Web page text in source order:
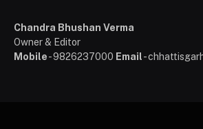
Chandra Bhushan Verma
Owner & Editor
Mobile- 9826237000 Email-